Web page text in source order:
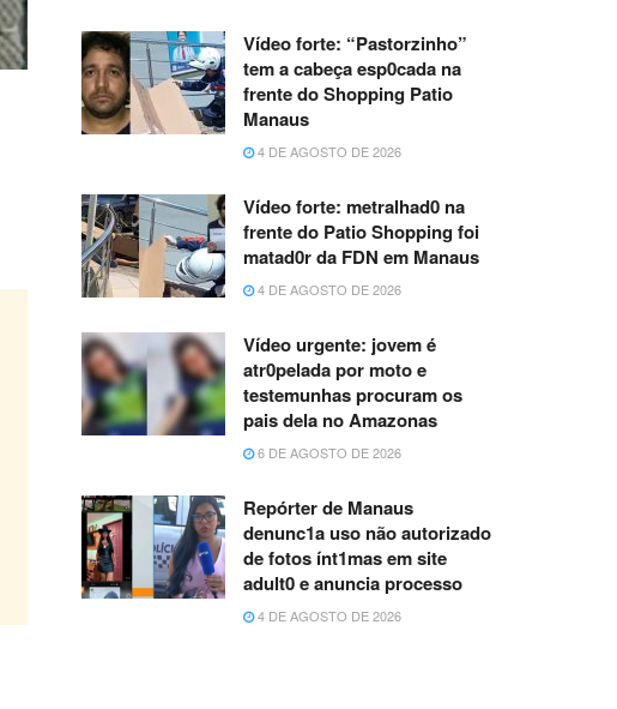
Vídeo forte: “Pastorzinho”
tem a cabeça esp0cada na
frente do Shopping Patio
Manaus
4 DE AGOSTO DE 2026
Vídeo forte: metralhad0 na
frente do Patio Shopping foi
matad0r da FDN em Manaus
4 DE AGOSTO DE 2026
Vídeo urgente: jovem é
atr0pelada por moto e
testemunhas procuram os
pais dela no Amazonas
6 DE AGOSTO DE 2026
Repórter de Manaus
denunc1a uso não autorizado
de fotos ínt1mas em site
adult0 e anuncia processo
4 DE AGOSTO DE 2026